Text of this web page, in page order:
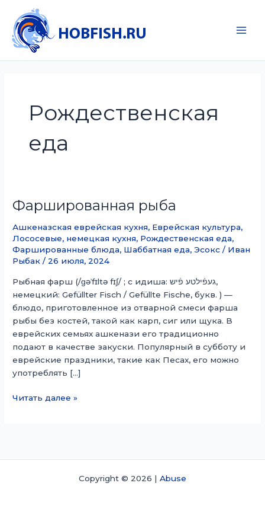
содержимому
Рождественская
еда
Фаршированная рыба
Ашкеназская еврейская кухня, Еврейская культура,
Лососевые, немецкая кухня, Рождественская еда,
Фаршированные блюда, Шаббатная еда,Эсокс / Иван
Рыбак/ 26 июля, 2024
Рыбная фарш (/ɡəˈfɪltə fɪʃ/ ; с идиша: געפֿילטע פֿיש,
немецкий: Gefüllter Fisch / Gefüllte Fische, букв. ) —
блюдо, приготовленное из отварной смеси фарша
рыбы без костей, такой как карп, сиг или щука. В
еврейских семьях ашкенази его традиционно
подают в качестве закуски. Популярный в субботу и
еврейские праздники, такие как Песах, его можно
употреблять […]
Фаршированная
Читать далее »
Copyright © 2026 | Abuse